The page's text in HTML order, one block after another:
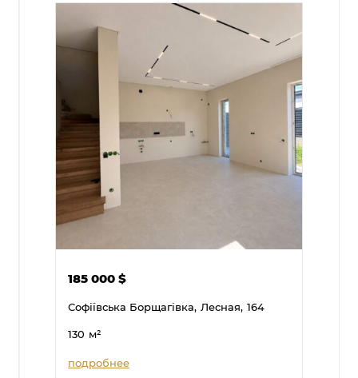
185 000$
Софіївська Борщагівка, Лесная, 164
130 м²
подробнее